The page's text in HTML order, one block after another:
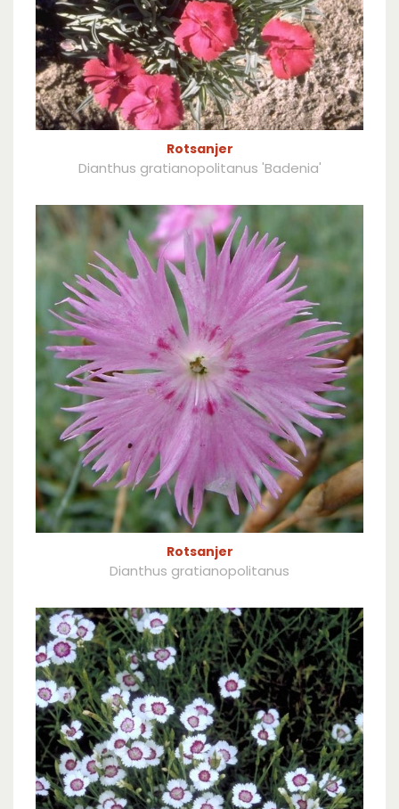
Rotsanjer
Dianthus gratianopolitanus 'Badenia'
Rotsanjer
Dianthus gratianopolitanus